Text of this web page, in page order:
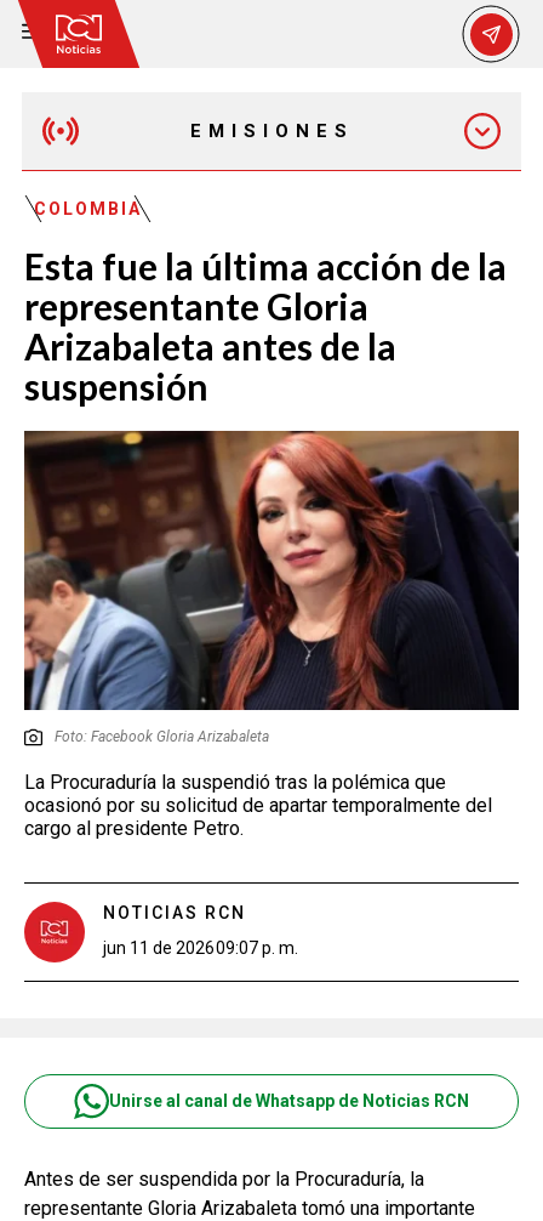
EMISIONES
EMISIÓN 12:30 PM
EMISIÓN 7:00 PM
EMISIÓN 11:30 PM
COLOMBIA
Esta fue la última acción de la
representante Gloria
Arizabaleta antes de la
suspensión
Foto: Facebook Gloria Arizabaleta
La Procuraduría la suspendió tras la polémica que
ocasionó por su solicitud de apartar temporalmente del
cargo al presidente Petro.
NOTICIAS RCN
jun 11 de 202609:07 p. m.
Unirse al canal de Whatsapp de Noticias RCN
Antes de ser suspendida por la Procuraduría, la
representante Gloria Arizabaleta tomó una importante